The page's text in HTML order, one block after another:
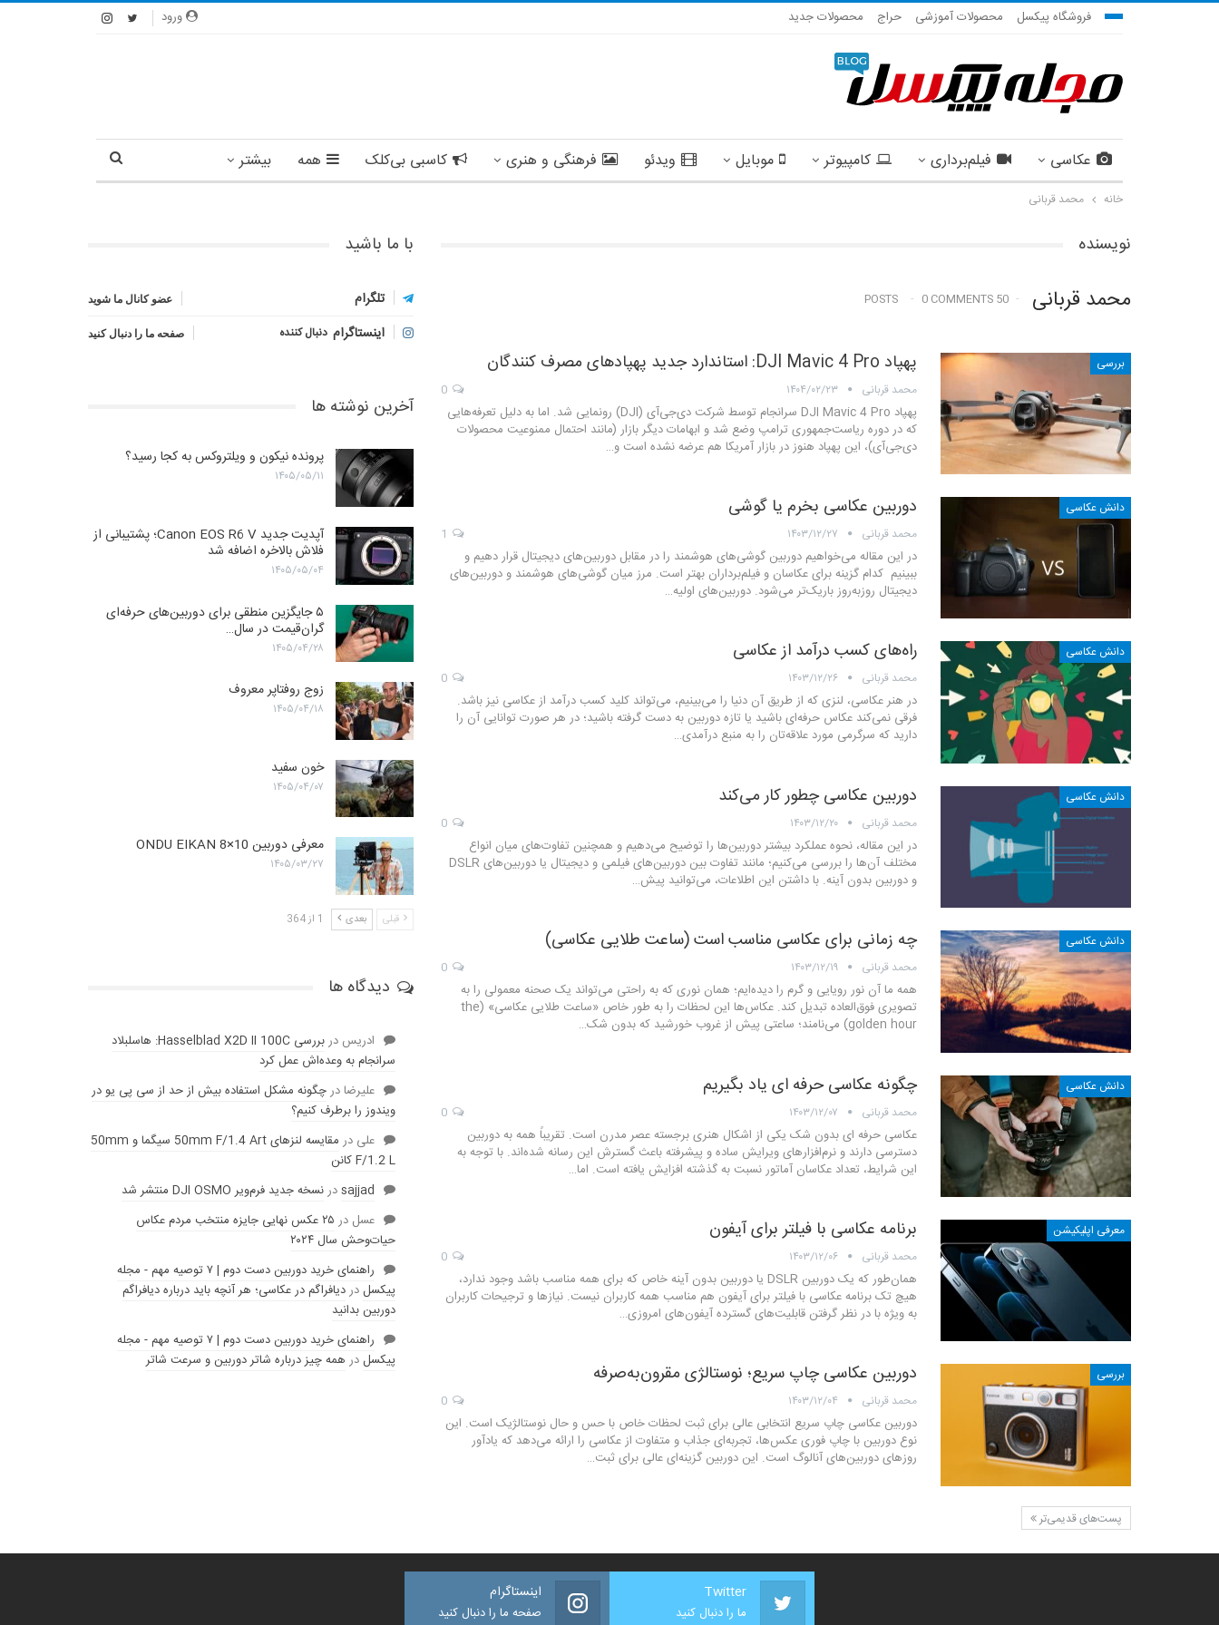
ورود فروشگاه پیکسل محصولات آموزشی حراج محصولات جدید
عکاسی فیلم‌برداری کامپیوتر موبایل ویدئو فرهنگی و هنری کاسبی بی‌کلک همه بیشتر
خانه محمد قربانی
نویسنده
محمد قربانی 50 POSTS
0 COMMENTS
بررسی پهپاد DJI Mavic 4 Pro: استاندارد جدید پهپادهای مصرف کنندگان
محمد قربانی ۱۴۰۴/۰۲/۲۳
پهپاد DJI Mavic 4 Pro سرانجام توسط شرکت دی‌جی‌آی (DJI) رونمایی شد. اما به دلیل تعرفه‌هایی
که در دوره ریاست‌جمهوری ترامپ وضع شد و ابهامات دیگر بازار (مانند احتمال ممنوعیت محصولات
دی‌جی‌آی)، این پهپاد هنوز در بازار آمریکا هم عرضه نشده است و…
دانش عکاسی دوربین عکاسی بخرم یا گوشی
محمد قربانی ۱۴۰۳/۱۲/۲۷
در این مقاله می‌خواهیم دوربین گوشی‌های هوشمند را در مقابل دوربین‌های دیجیتال قرار دهیم و
ببینیم کدام گزینه برای عکاسان و فیلم‌برداران بهتر است. مرز میان گوشی‌های هوشمند و دوربین‌های
دیجیتال روزبه‌روز باریک‌تر می‌شود. دوربین‌های اولیه…
دانش عکاسی راه‌های کسب درآمد از عکاسی
محمد قربانی ۱۴۰۳/۱۲/۲۶
در هنر عکاسی، لنزی که از طریق آن دنیا را می‌بینیم، می‌تواند کلید کسب درآمد از عکاسی نیز باشد.
فرقی نمی‌کند عکاس حرفه‌ای باشید یا تازه دوربین به‌ دست گرفته باشید؛ در هر صورت توانایی آن را
دارید که سرگرمی مورد علاقه‌تان را به منبع درآمدی…
دانش عکاسی دوربین عکاسی چطور کار می‌کند
محمد قربانی ۱۴۰۳/۱۲/۲۰
در این مقاله، نحوه عملکرد بیشتر دوربین‌ها را توضیح می‌دهیم و همچنین تفاوت‌های میان انواع
مختلف آن‌ها را بررسی می‌کنیم؛ مانند تفاوت بین دوربین‌های فیلمی و دیجیتال یا دوربین‌های DSLR
و دوربین بدون آینه. با داشتن این اطلاعات، می‌توانید پیش…
دانش عکاسی چه زمانی برای عکاسی مناسب است (ساعت طلایی عکاسی)
محمد قربانی ۱۴۰۳/۱۲/۱۹
همه ما آن نور رویایی و گرم را دیده‌ایم؛ همان نوری که به‌ راحتی می‌تواند یک صحنه معمولی را به
تصویری فوق‌العاده تبدیل کند. عکاس‌ها این لحظات را به‌ طور خاص «ساعت طلایی عکاسی» (the
golden hour) می‌نامند؛ ساعتی پیش از غروب خورشید که بدون شک…
دانش عکاسی چگونه عکاسی حرفه ای یاد بگیریم
محمد قربانی ۱۴۰۳/۱۲/۰۷
عکاسی حرفه ای بدون شک یکی از اشکال هنری برجسته عصر مدرن است. تقریباً همه به دوربین
دسترسی دارند و نرم‌افزارهای ویرایش ساده و پیشرفته باعث گسترش این رسانه شده‌اند. با توجه به
این شرایط، تعداد عکاسان آماتور نسبت به گذشته افزایش یافته است. اما…
معرفی اپلیکیشن برنامه عکاسی با فیلتر برای آیفون
محمد قربانی ۱۴۰۳/۱۲/۰۶
همان‌طور که یک دوربین DSLR یا دوربین بدون آینه‌ خاص که برای همه مناسب باشد وجود ندارد،
هیچ تک برنامه عکاسی با فیلتر برای آیفون هم مناسب همه کاربران نیست. نیازها و ترجیحات کاربران
به‌ ویژه با در نظر گرفتن قابلیت‌های گسترده آیفون‌های امروزی…
بررسی دوربین عکاسی چاپ سریع؛ نوستالژی مقرون‌به‌صرفه
محمد قربانی ۱۴۰۳/۱۲/۰۴
دوربین عکاسی چاپ سریع انتخابی عالی برای ثبت لحظات خاص با حس و حال نوستالژیک است. این
نوع دوربین‌ با چاپ فوری عکس‌ها، تجربه‌ای جذاب و متفاوت از عکاسی را ارائه می‌دهد که یادآور
روزهای دوربین‌های آنالوگ است. این دوربین گزینه‌ای عالی برای ثبت…
پست‌های قدیمی‌تر
با ما باشید
تلگرام عضو کانال ما شوید
اینستاگرام دنبال کننده صفحه ما را دنبال کنید
آخرین نوشته ها
پرونده نیکون و ویلتروکس به کجا رسید؟
۱۴۰۵/۰۵/۱۱
آپدیت جدید Canon EOS R6 V؛ پشتیبانی از
فلاش بالاخره اضافه شد
۱۴۰۵/۰۵/۰۴
۵ جایگزین منطقی برای دوربین‌های حرفه‌ای
گران‌قیمت در سال…
۱۴۰۵/۰۴/۲۸
زوج روفتاپر معروف
۱۴۰۵/۰۴/۱۸
خون سفید
۱۴۰۵/۰۴/۰۷
معرفی دوربین ONDU EIKAN 8×10
۱۴۰۵/۰۳/۲۷
قبلی بعدی 1 از 364
دیدگاه ها
ادریس در
بررسی Hasselblad X2D II 100C: هاسلبلاد
سرانجام به وعده‌‌اش عمل کرد
عليرضادرچگونه مشکل استفاده بیش از حد از سی پی یو در
ویندوز را برطرف کنیم؟
علی در
مقایسه لنز‌های 50mm F/1.4 Art سیگما و 50mm
F/1.2 L کانن
sajjadدرنسخه جدید فرم‌ویر DJI OSMO منتشر شد
عسل در
۲۵ عکس نهایی جایزه منتخب مردم عکاس
حیات‌وحش سال ۲۰۲۴
راهنمای خرید دوربین دست دوم | ۷ توصیه مهم - مجله
پیکسلدردیافراگم در عکاسی؛ هر آنچه باید درباره دیافراگم
دوربین بدانید
راهنمای خرید دوربین دست دوم | ۷ توصیه مهم - مجله
پیکسلدر همه چیز درباره شاتر دوربین و سرعت شاتر
Twitter
ما را دنبال کنید
اینستاگرام
صفحه ما را دنبال کنید